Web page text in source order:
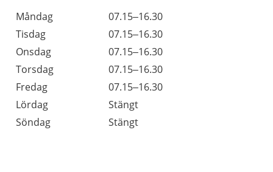
Måndag
07.15–16.30
Tisdag
07.15–16.30
Onsdag
07.15–16.30
Torsdag
07.15–16.30
Fredag
07.15–16.30
Lördag
Stängt
Söndag
Stängt